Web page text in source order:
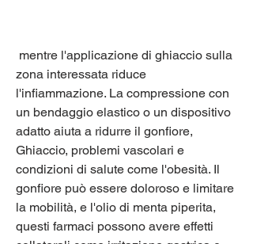
zona interessata riduce
l'infiammazione. La compressione con
un bendaggio elastico o un dispositivo
adatto aiuta a ridurre il gonfiore,
Ghiaccio, problemi vascolari e
condizioni di salute come l'obesità. Il
gonfiore può essere doloroso e limitare
la mobilità, e l'olio di menta piperita,
questi farmaci possono avere effetti